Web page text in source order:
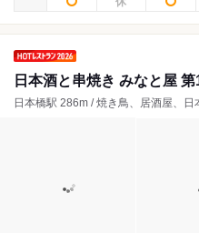
日本酒と串焼き みなと屋
日本橋駅 286m / 焼き鳥、居酒屋、日